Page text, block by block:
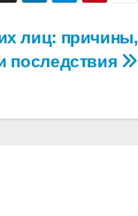
лиц: причины,
последствия